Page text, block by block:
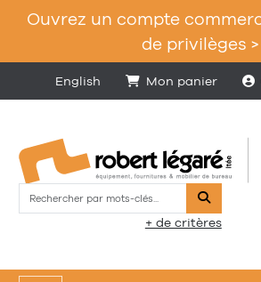
Ouvrez un compte
de privilèges >
English Mon panier
+ de critères